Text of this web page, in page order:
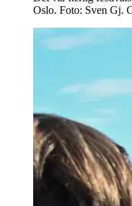
Oslo. Foto: Sven Gj.